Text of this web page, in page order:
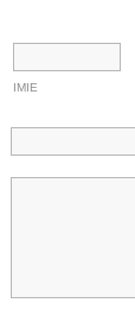
IMIE